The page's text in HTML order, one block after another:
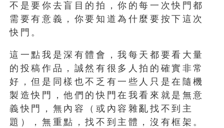
不是要你去盲目的拍，你的每一次快門都
需要有意義，你要知道為什麼要按下這次
快門。
這一點我是深有體會，我每天都要看大量
的投稿作品，誠然有很多人拍的確實非常
好，但是同樣也不乏有一些人只是在隨機
製造快門，他們的快門在我看來就是無意
義快門，無內容（或內容雜亂找不到主
題），無重點，找不到主體，沒有框架。